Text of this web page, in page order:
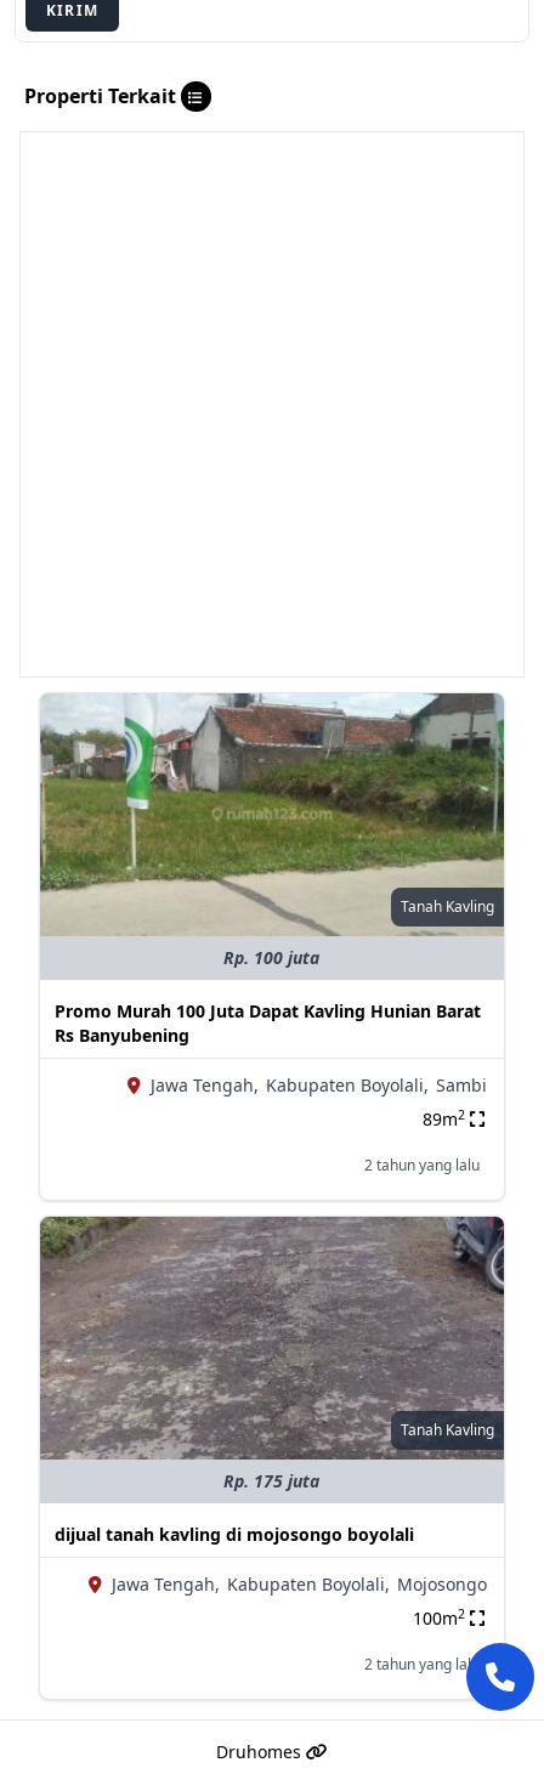
KIRIM
Properti Terkait
Tanah Kavling
Rp. 100 juta
Promo Murah 100 Juta Dapat Kavling Hunian Barat
Rs Banyubening
Jawa Tengah, Kabupaten Boyolali, Sambi
89m2
2 tahun yang lalu
Tanah Kavling
Rp. 175 juta
dijual tanah kavling di mojosongo boyolali
Jawa Tengah, Kabupaten Boyolali, Mojosongo
100m2
2 tahun yang lalu
Druhomes